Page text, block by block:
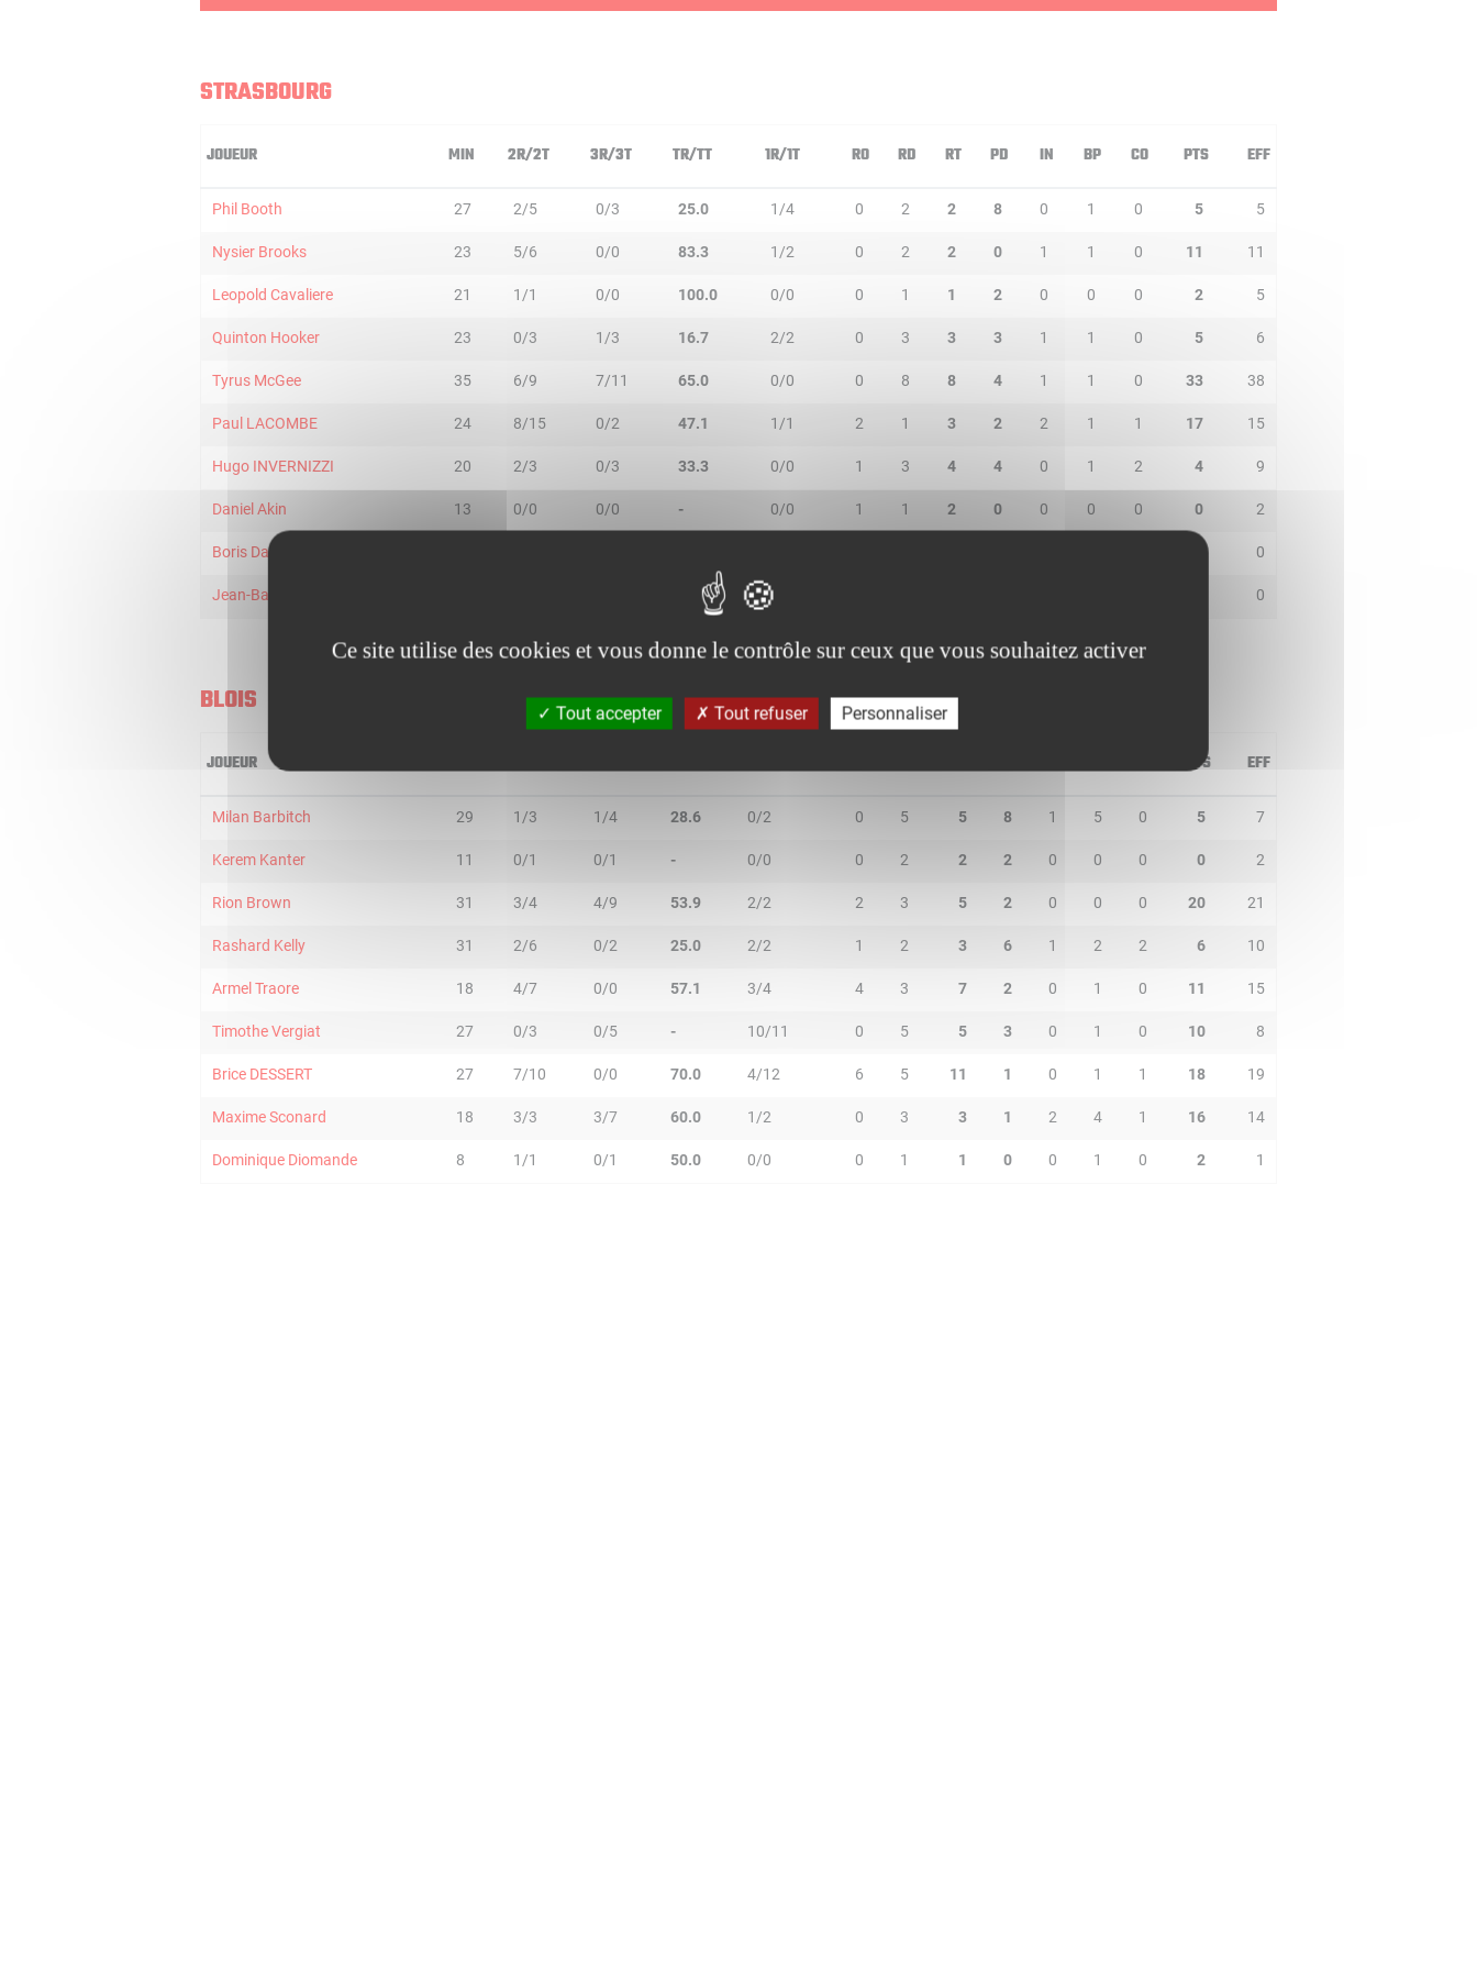
STRASBOURG
JOUEUR MIN 2R/2T 3R/3T TR/TT 1R/1T RO RD RT PD IN BP CO PTS EFF
Phil Booth 27 2/5 0/3 25.0 1/4 0 2 2 8 0 1 0 5 5
Nysier Brooks 23 5/6 0/0 83.3 1/2 0 2 2 0 1 1 0 11 11
Leopold Cavaliere 21 1/1 0/0 100.0 0/0 0 1 1 2 0 0 0 2 5
Quinton Hooker 23 0/3 1/3 16.7 2/2 0 3 3 3 1 1 0 5 6
Tyrus McGee 35 6/9 7/11 65.0 0/0 0 8 8 4 1 1 0 33 38
Paul LACOMBE 24 8/15 0/2 47.1 1/1 2 1 3 2 2 1 1 17 15
Hugo INVERNIZZI 20 2/3 0/3 33.3 0/0 1 3 4 4 0 1 2 4 9
Daniel Akin 13 0/0 0/0 - 0/0 1 1 2 0 0 0 0 0 2
Boris Dallo 0
Jean-Baptiste Maille 25.0 1/2 0
BLOIS
JOUEUR PTS EFF
Milan Barbitch 29 1/3 1/4 28.6 0/2 0 5 5 8 1 5 0 5 7
Kerem Kanter 11 0/1 0/1 - 0/0 0 2 2 2 0 0 0 0 2
Rion Brown 31 3/4 4/9 53.9 2/2 2 3 5 2 0 0 0 20 21
Rashard Kelly 31 2/6 0/2 25.0 2/2 1 2 3 6 1 2 2 6 10
Armel Traore 18 4/7 0/0 57.1 3/4 4 3 7 2 0 1 0 11 15
Timothe Vergiat 27 0/3 0/5 - 10/11 0 5 5 3 0 1 0 10 8
Brice DESSERT 27 7/10 0/0 70.0 4/12 6 5 11 1 0 1 1 18 19
Maxime Sconard 18 3/3 3/7 60.0 1/2 0 3 3 1 2 4 1 16 14
Dominique Diomande 8 1/1 0/1 50.0 0/0 0 1 1 0 0 1 0 2 1
Ce site utilise des cookies et vous donne le contrôle sur ceux que vous souhaitez activer
Tout accepter Tout refuser Personnaliser